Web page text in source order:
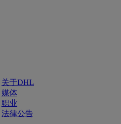
关于DHL
媒体
职业
法律公告